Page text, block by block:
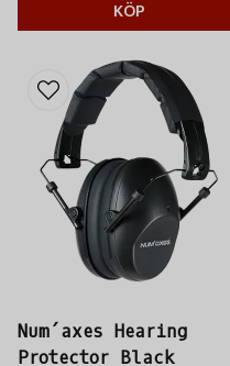
Sordin Cut Off WW.
KÖP
Num´axes Hearing
Protector Black